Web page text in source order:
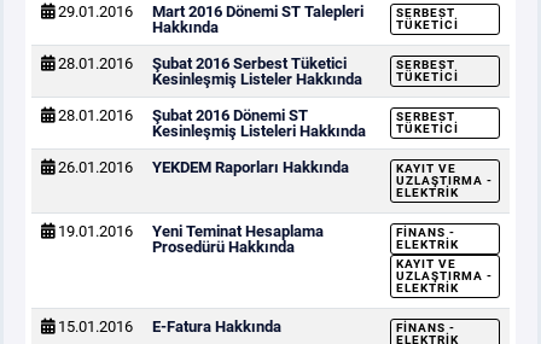
29.01.2016
Mart 2016 Dönemi ST Talepleri
Hakkında
SERBEST
TÜKETICI
28.01.2016
Şubat 2016 Serbest Tüketici
Kesinleşmiş Listeler Hakkında
SERBEST
TÜKETICI
28.01.2016
Şubat 2016 Dönemi ST
Kesinleşmiş Listeleri Hakkında
SERBEST
TÜKETICI
26.01.2016 YEKDEM Raporları Hakkında
KAYIT VE
UZLAŞTIRMA -
ELEKTRIK
19.01.2016
Yeni Teminat Hesaplama
Prosedürü Hakkında
FINANS -
ELEKTRIK
KAYIT VE
UZLAŞTIRMA -
ELEKTRIK
15.01.2016 E-Fatura Hakkında
FINANS -
ELEKTRIK